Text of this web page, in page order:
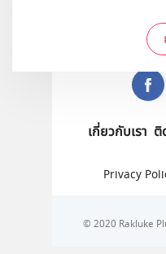
ติด
เกี่ยวกับเรา ติ
Privacy
© 2020 Rakluke